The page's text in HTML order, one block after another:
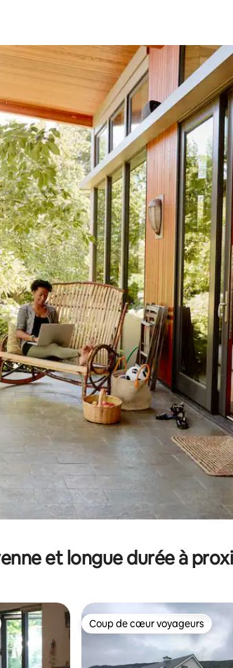
le bas pour les parcourir ou en appuyant et en
et longue durée à
Coup de cœur voyageurs
Coup de cœur voyageurs